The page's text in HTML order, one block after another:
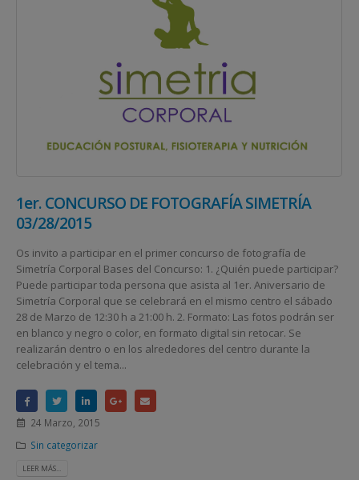
1er. CONCURSO DE FOTOGRAFÍA SIMETRÍA
03/28/2015
Os invito a participar en el primer concurso de fotografía de
Simetría Corporal Bases del Concurso: 1. ¿Quién puede participar?
Puede participar toda persona que asista al 1er. Aniversario de
Simetría Corporal que se celebrará en el mismo centro el sábado
28 de Marzo de 12:30 h a 21:00 h. 2. Formato: Las fotos podrán ser
en blanco y negro o color, en formato digital sin retocar. Se
realizarán dentro o en los alrededores del centro durante la
celebración y el tema...
24 Marzo, 2015
Sin categorizar
LEER MÁS...